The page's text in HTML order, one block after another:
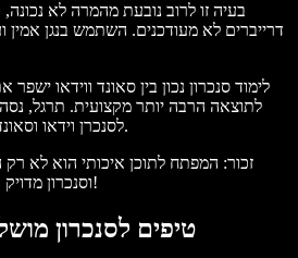
בעיה זו לרוב נובעת מהמרה לא
דרייברים לא מעודכנים. השתמש בנגן אמין
לימוד סנכרון נכון בין סאונד ווידאו
לתוצאה הרבה יותר מקצועית. תרגל, נסה
לסנכרן וידאו וסאונד לפרויקטים שלך בלי מאמץ.
זכור: המפתח לתוכן איכותי הוא לא
וסנכרון מדויק בשלב העריכה. עריכה מהנה!
טיפים לסנכרון